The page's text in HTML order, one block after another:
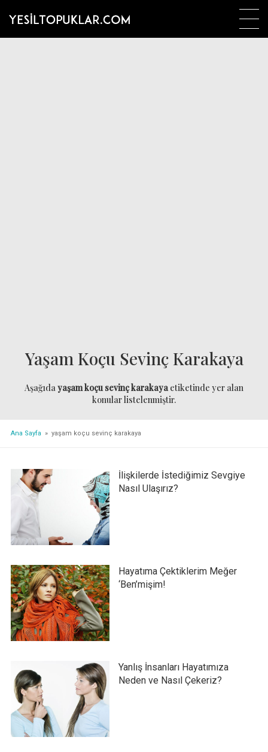
Yaşam Koçu Sevinç Karakaya
Aşağıdayaşam koçu sevinç karakaya etiketinde yer alan
konular listelenmiştir.
Ana Sayfa » yaşam koçu sevinç karakaya
İlişkilerde İstediğimiz Sevgiye
Nasıl Ulaşırız?
Hayatıma Çektiklerim Meğer
‘Ben’mişim!
Yanlış İnsanları Hayatımıza
Neden ve Nasıl Çekeriz?